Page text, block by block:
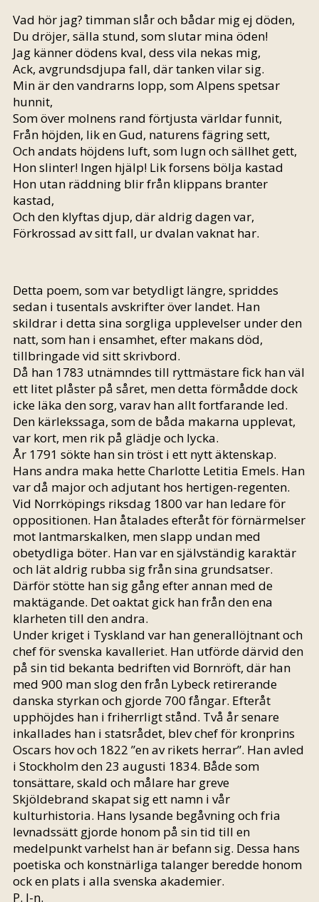
Vad hör jag? timman slår och bådar mig ej döden,
Du dröjer, sälla stund, som slutar mina öden!
Jag känner dödens kval, dess vila nekas mig,
Ack, avgrundsdjupa fall, där tanken vilar sig.
Min är den vandrarns lopp, som Alpens spetsar
hunnit,
Som över molnens rand förtjusta världar funnit,
Från höjden, lik en Gud, naturens fägring sett,
Och andats höjdens luft, som lugn och sällhet gett,
Hon slinter! Ingen hjälp! Lik forsens bölja kastad
Hon utan räddning blir från klippans branter
kastad,
Och den klyftas djup, där aldrig dagen var,
Förkrossad av sitt fall, ur dvalan vaknat har.
Detta poem, som var betydligt längre, spriddes
sedan i tusentals avskrifter över landet. Han
skildrar i detta sina sorgliga upplevelser under den
natt, som han i ensamhet, efter makans död,
tillbringade vid sitt skrivbord.
Då han 1783 utnämndes till ryttmästare fick han väl
ett litet plåster på såret, men detta förmådde dock
icke läka den sorg, varav han allt fortfarande led.
Den kärlekssaga, som de båda makarna upplevat,
var kort, men rik på glädje och lycka.
År 1791 sökte han sin tröst i ett nytt äktenskap.
Hans andra maka hette Charlotte Letitia Emels. Han
var då major och adjutant hos hertigen-regenten.
Vid Norrköpings riksdag 1800 var han ledare för
oppositionen. Han åtalades efteråt för förnärmelser
mot lantmarskalken, men slapp undan med
obetydliga böter. Han var en självständig karaktär
och lät aldrig rubba sig från sina grundsatser.
Därför stötte han sig gång efter annan med de
maktägande. Det oaktat gick han från den ena
klarheten till den andra.
Under kriget i Tyskland var han generallöjtnant och
chef för svenska kavalleriet. Han utförde därvid den
på sin tid bekanta bedriften vid Bornröft, där han
med 900 man slog den från Lybeck retirerande
danska styrkan och gjorde 700 fångar. Efteråt
upphöjdes han i friherrligt stånd. Två år senare
inkallades han i statsrådet, blev chef för kronprins
Oscars hov och 1822 ”en av rikets herrar”. Han avled
i Stockholm den 23 augusti 1834. Både som
tonsättare, skald och målare har greve
Skjöldebrand skapat sig ett namn i vår
kulturhistoria. Hans lysande begåvning och fria
levnadssätt gjorde honom på sin tid till en
medelpunkt varhelst han är befann sig. Dessa hans
poetiska och konstnärliga talanger beredde honom
ock en plats i alla svenska akademier.
P. J-n.